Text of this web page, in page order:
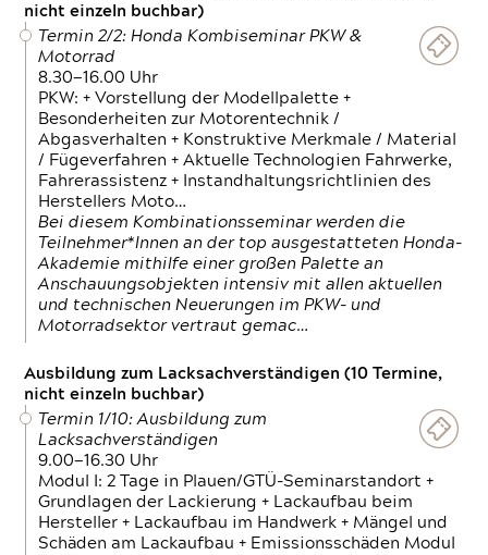
nicht einzeln buchbar)
Termin 2/2: Honda Kombiseminar PKW &
Motorrad
8.30—16.00 Uhr
PKW: + Vorstellung der Modellpalette +
Besonderheiten zur Motorentechnik /
Abgasverhalten + Konstruktive Merkmale / Material
/ Fügeverfahren + Aktuelle Technologien Fahrwerke,
Fahrerassistenz + Instandhaltungsrichtlinien des
Herstellers Moto…
Bei diesem Kombinationsseminar werden die
Teilnehmer*Innen an der top ausgestatteten Honda-
Akademie mithilfe einer großen Palette an
Anschauungsobjekten intensiv mit allen aktuellen
und technischen Neuerungen im PKW- und
Motorradsektor vertraut gemac…
Ausbildung zum Lacksachverständigen (10 Termine,
nicht einzeln buchbar)
Termin 1/10: Ausbildung zum
Lacksachverständigen
9.00—16.30 Uhr
Modul I: 2 Tage in Plauen/GTÜ-Seminarstandort +
Grundlagen der Lackierung + Lackaufbau beim
Hersteller + Lackaufbau im Handwerk + Mängel und
Schäden am Lackaufbau + Emissionsschäden Modul